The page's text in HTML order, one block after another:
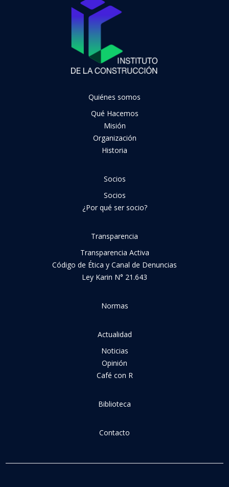
Quiénes somos
Qué Hacemos
Misión
Organización
Historia
Socios
Socios
¿Por qué ser socio?
Transparencia
Transparencia Activa
Código de Ética y Canal de Denuncias
Ley Karin N° 21.643
Normas
Actualidad
Noticias
Opinión
Café con R
Biblioteca
Contacto